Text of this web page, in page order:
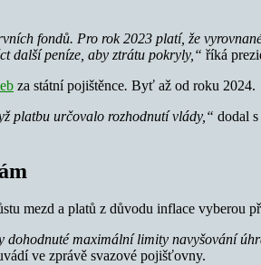
fondů. Pro rok 2023 platí, že
další peníze, aby ztrátu pokryly,“ říká
za státní pojištěnce. Byť až od roku 2024.
platbu určovalo rozhodnutí vlády,“ dodal
mezd a platů z důvodu inflace vyberou
maximální limity navyšování
ve zprávě svazové pojišťovny.